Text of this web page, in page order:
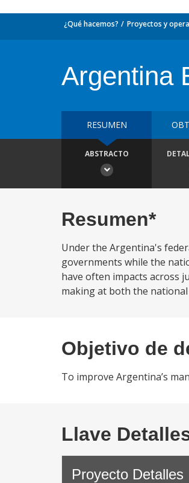
¿Qué hacemos? Proyectos y
Argentina
RESUMEN
ABSTRACTO
Resumen*
Under the Argentina's
governments while the
have often impacts across
making at both the
Objetivo de
To improve Argentina’s
Llave
Proyecto Detalles